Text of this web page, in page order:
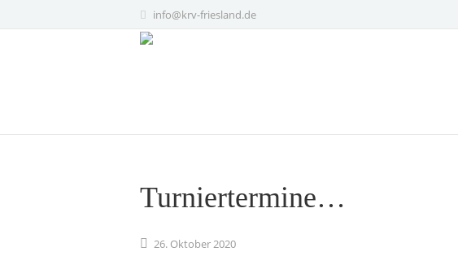
info@krv-friesland.de
Turniertermine…
26. Oktober2020